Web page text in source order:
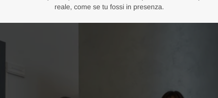
reale, come se tu fossi in presenza.